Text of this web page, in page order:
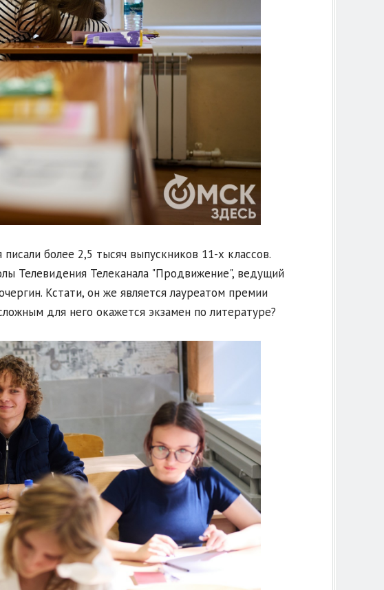
более 2,5 тысяч выпускников 11-х классов.
Телевидения Телеканала "Продвижение", ведущий
Кстати, он же является лауреатом премии
для него окажется экзамен по литературе?